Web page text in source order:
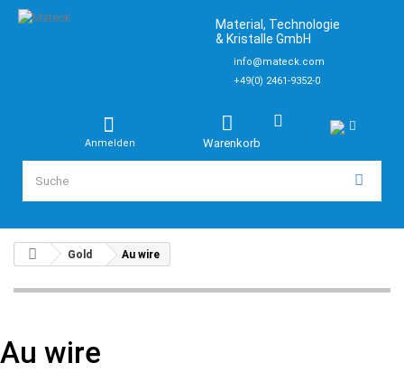
Material, Technologie
& Kristalle GmbH
info@mateck.com
+49(0) 2461-9352-0
Warenkorb
Anmelden
Gold Au wire
Au wire